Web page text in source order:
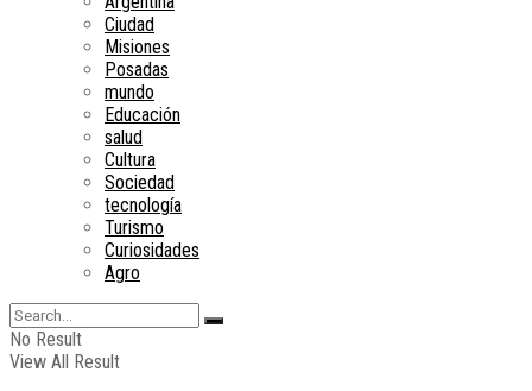
Ciudad
Misiones
Posadas
mundo
Educación
salud
Cultura
Sociedad
tecnología
Turismo
Curiosidades
Agro
No Result
View All Result